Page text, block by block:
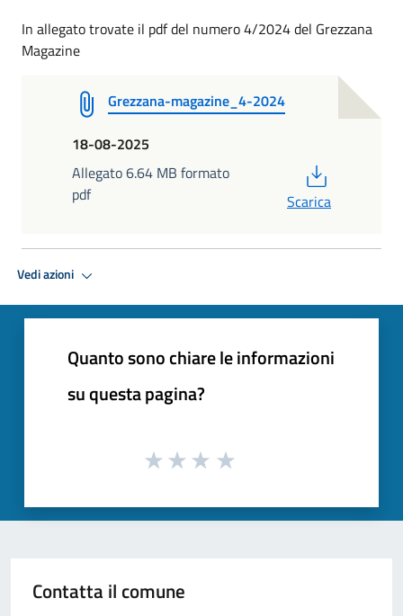
In allegato trovate il pdf del numero 4/2024 del Grezzana
Magazine
Grezzana-magazine_4-2024
18-08-2025
Allegato 6.64 MB formato
pdf
Scarica
Vedi azioni
Quanto sono chiare le informazioni
su questa pagina?
Contatta il comune